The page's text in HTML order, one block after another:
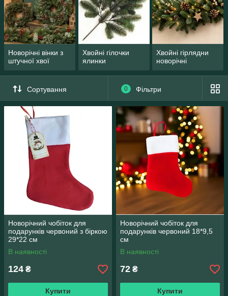
Новорічні вінки з
штучної хвої
Хвойні гілочки
ялинки
Хвойні гірлядни
новорічні
Сортування 0 Фільтри
Новорічний чобіток для
подарунків червоний з біркою
29*22 см
В наявності
124 ₴
Купити
Новорічний чобіток для
подарунків червоний 18*9,5
см
В наявності
72 ₴
Купити